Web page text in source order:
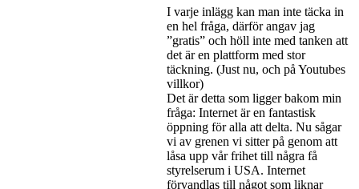
I varje inlägg kan man inte täcka in
en hel fråga, därför angav jag
”gratis” och höll inte med tanken att
det är en plattform med stor
täckning. (Just nu, och på Youtubes
villkor)
Det är detta som ligger bakom min
fråga: Internet är en fantastisk
öppning för alla att delta. Nu sågar
vi av grenen vi sitter på genom att
låsa upp vår frihet till några få
styrelserum i USA. Internet
förvandlas till något som liknar